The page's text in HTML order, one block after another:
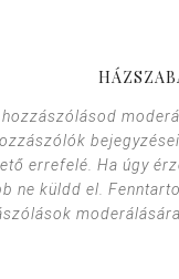
errefelé. Ha úgy
ne küldd el.